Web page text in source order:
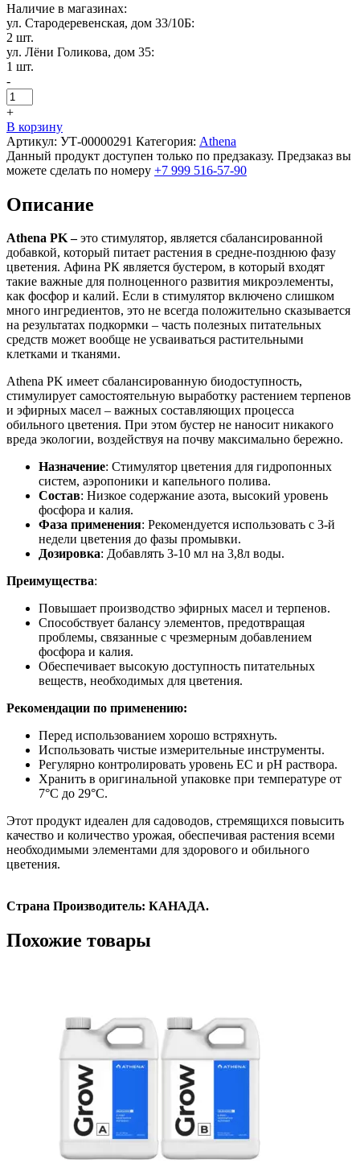
Наличие в магазинах:
ул. Стародеревенская, дом 33/10Б:
2 шт.
ул. Лёни Голикова, дом 35:
1 шт.
-
+
В корзину
Артикул: УТ-00000291 Категория: Athena
Данный продукт доступен только по предзаказу. Предзаказ вы
можете сделать по номеру +7 999 516-57-90
Описание
Athena PK –это cтимулятор, является сбалансированной
добавкой, который питает растения в средне-позднюю фазу
цветения. Афина РК является бустером, в который входят
такие важные для полноценного развития микроэлементы,
как фосфор и калий. Если в стимулятор включено слишком
много ингредиентов, это не всегда положительно сказывается
на результатах подкормки – часть полезных питательных
средств может вообще не усваиваться растительными
клетками и тканями.
Athena PK имеет сбалансированную биодоступность,
стимулирует самостоятельную выработку растением терпенов
и эфирных масел – важных составляющих процесса
обильного цветения. При этом бустер не наносит никакого
вреда экологии, воздействуя на почву максимально бережно.
Назначение: Стимулятор цветения для гидропонных
систем, аэропоники и капельного полива.
Состав: Низкое содержание азота, высокий уровень
фосфора и калия.
Фаза применения: Рекомендуется использовать с 3-й
недели цветения до фазы промывки.
Дозировка: Добавлять 3-10 мл на 3,8л воды.
Преимущества:
Повышает производство эфирных масел и терпенов.
Способствует балансу элементов, предотвращая
проблемы, связанные с чрезмерным добавлением
фосфора и калия.
Обеспечивает высокую доступность питательных
веществ, необходимых для цветения.
Рекомендации по применению:
Перед использованием хорошо встряхнуть.
Использовать чистые измерительные инструменты.
Регулярно контролировать уровень EC и pH раствора.
Хранить в оригинальной упаковке при температуре от
7°C до 29°C.
Этот продукт идеален для садоводов, стремящихся повысить
качество и количество урожая, обеспечивая растения всеми
необходимыми элементами для здорового и обильного
цветения.
Страна Производитель: КАНАДА.
Похожие товары